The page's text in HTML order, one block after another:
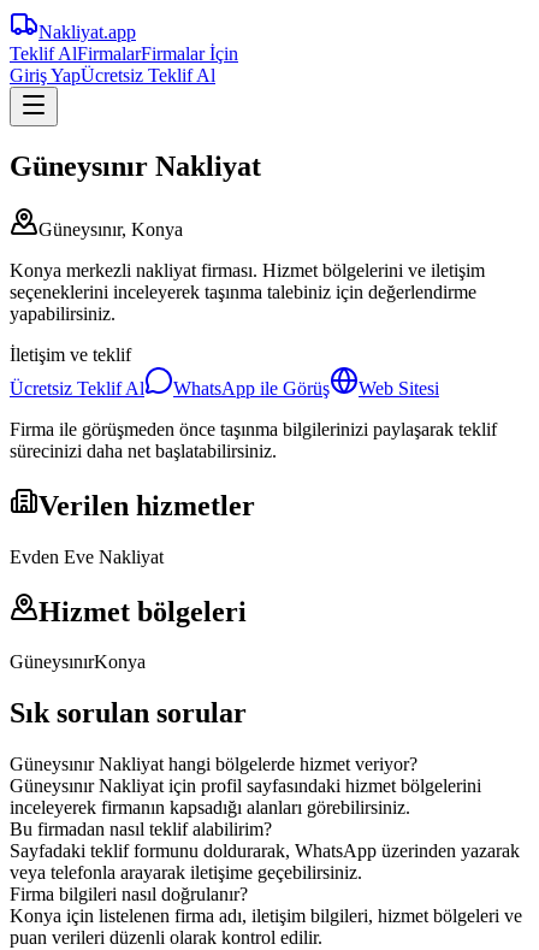
Nakliyat.app
Teklif AlFirmalarFirmalar İçin
Giriş YapÜcretsiz Teklif Al
Güneysınır Nakliyat
Güneysınır, Konya
Konya merkezli nakliyat firması. Hizmet bölgelerini ve iletişim
seçeneklerini inceleyerek taşınma talebiniz için değerlendirme
yapabilirsiniz.
İletişim ve teklif
Ücretsiz Teklif Al
WhatsApp ile Görüş
Web Sitesi
Firma ile görüşmeden önce taşınma bilgilerinizi paylaşarak teklif
sürecinizi daha net başlatabilirsiniz.
Verilen hizmetler
Evden Eve Nakliyat
Hizmet bölgeleri
GüneysınırKonya
Sık sorulan sorular
Güneysınır Nakliyat hangi bölgelerde hizmet veriyor?
Güneysınır Nakliyat için profil sayfasındaki hizmet bölgelerini
inceleyerek firmanın kapsadığı alanları görebilirsiniz.
Bu firmadan nasıl teklif alabilirim?
Sayfadaki teklif formunu doldurarak, WhatsApp üzerinden yazarak
veya telefonla arayarak iletişime geçebilirsiniz.
Firma bilgileri nasıl doğrulanır?
Konya için listelenen firma adı, iletişim bilgileri, hizmet bölgeleri ve
puan verileri düzenli olarak kontrol edilir.